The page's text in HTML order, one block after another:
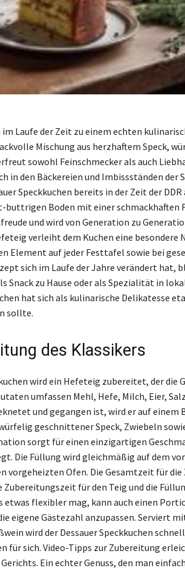
im Laufe der Zeit zu einem echten
Mischung aus herzhaftem Speck,
sowohl Feinschmecker als auch
in den Bäckereien und Imbissständen der
Speckkuchen bereits in der Zeit der
buttrigen Boden mit einer schmackhaften
und wird von Generation zu
verleiht dem Kuchen eine besondere
Element auf jeder Festtafel sowie bei
sich im Laufe der Jahre verändert hat,
Snack zu Hause oder als Spezialität in
hat sich als kulinarische Delikatesse
sollte.
des Klassikers
wird ein Hefeteig zubereitet, der die
umfassen Mehl, Hefe, Milch, Eier,
und gegangen ist, wird er auf einem
geschnittener Speck, Zwiebeln
sorgt für einen einzigartigen
Die Füllung wird gleichmäßig auf dem
vorgeheizten Ofen. Die Gesamtzeit für
für den Teig und die
etwas flexibler mag, kann auch einen
eigene Gästezahl anzupassen. Serviert
wird der Dessauer Speckkuchen
für sich. Video-Tipps zur Zubereitung
Ein echter Genuss, den man